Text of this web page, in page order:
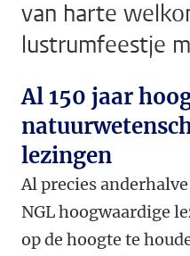
van harte
lustrumfeestje
Al 150 jaar
lezingen
Al precies
NGL hoogwaardige
op de hoogte te